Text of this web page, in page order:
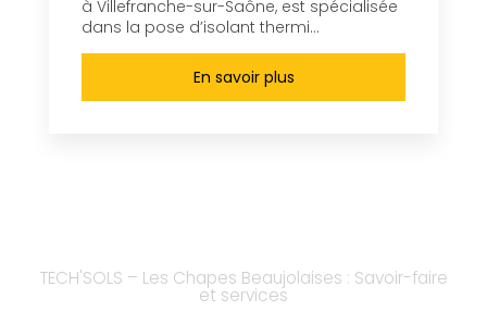
à Villefranche-sur-Saône, est spécialisée
dans la pose d’isolant thermi...
En savoir plus
TECH'SOLS – Les Chapes Beaujolaises : Savoir-faire
et services